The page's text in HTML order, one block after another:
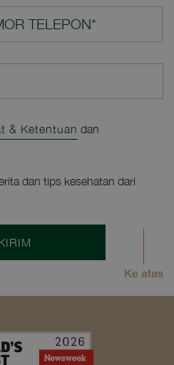
& Ketentuan dan
dan tips kesehatan dari
Ke atas